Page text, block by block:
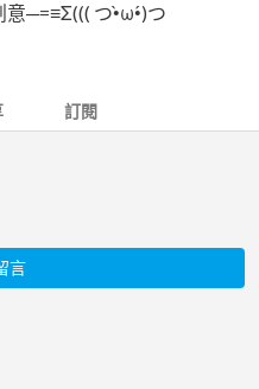
─=≡Σ((( つ•̀ω•́)つ
訂閱
言